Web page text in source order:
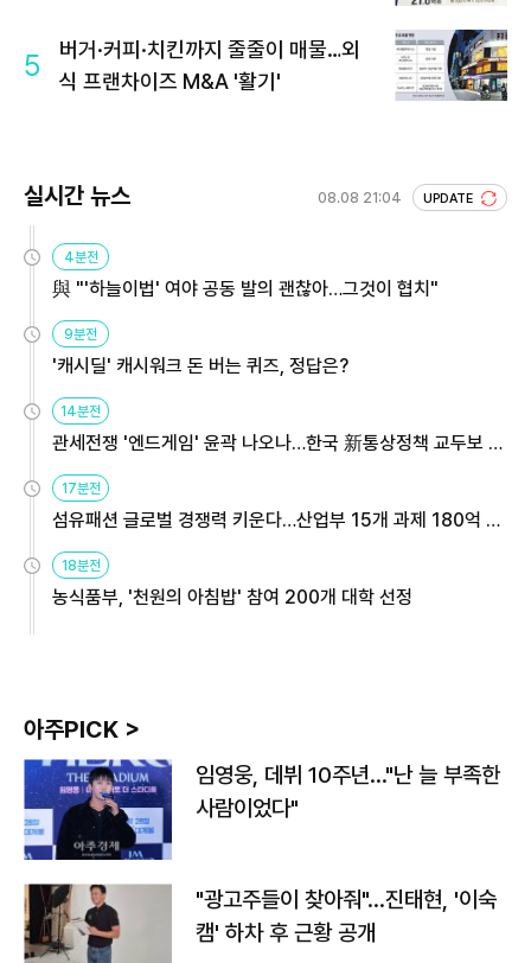
5
버거·커피·치킨까지 줄줄이 매물…외
식 프랜차이즈 M&A '활기'
실시간 뉴스 08.08 21:04 UPDATE
4분전
與 "'하늘이법' 여야 공동 발의 괜찮아…그것이 협치"
9분전
'캐시딜' 캐시워크 돈 버는 퀴즈, 정답은?
14분전
관세전쟁 '엔드게임' 윤곽 나오나…한국 新통상정책 교두보 활
용해야
17분전
섬유패션 글로벌 경쟁력 키운다…산업부 15개 과제 180억 지
원
18분전
농식품부, '천원의 아침밥' 참여 200개 대학 선정
아주PICK >
임영웅, 데뷔 10주년…"난 늘 부족한
사람이었다"
"광고주들이 찾아줘"…진태현, '이숙
캠' 하차 후 근황 공개